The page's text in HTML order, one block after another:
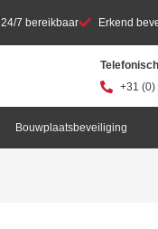
24/7 bereikbaar Erkend
+31 (0)
Bouwplaatsbeveiliging